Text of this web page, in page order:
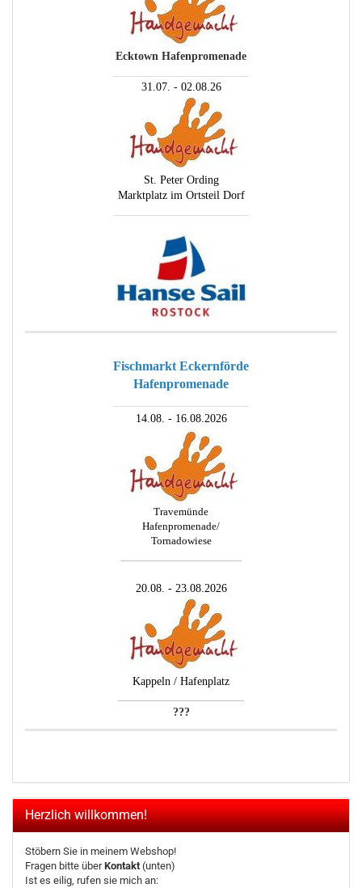
Ecktown Hafenpromenade
31.07. - 02.08.26
St. Peter Ording
Marktplatz im Ortsteil Dorf
Fischmarkt Eckernförde
Hafenpromenade
14.08. - 16.08.2026
Travemünde
Hafenpromenade/
Tornadowiese
20.08. - 23.08.2026
Kappeln / Hafenplatz
???
Herzlich willkommen!
Stöbern Sie in meinem Webshop!
Fragen bitte überKontakt(unten)
Ist es eilig, rufen sie mich an: